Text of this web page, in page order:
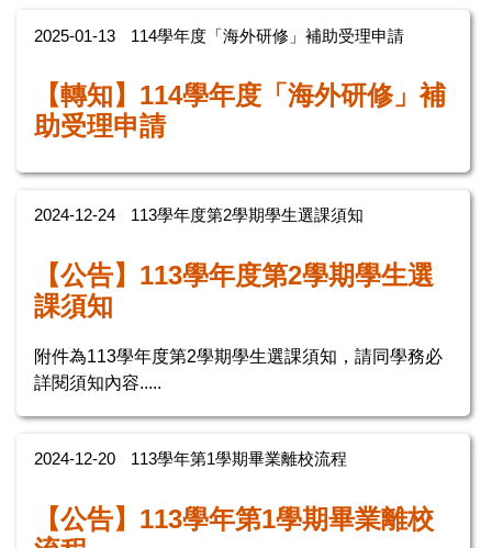
2025-01-13 114學年度「海外研修」補助受理申請
【轉知】114學年度「海外研修」補
助受理申請
2024-12-24 113學年度第2學期學生選課須知
【公告】113學年度第2學期學生選
課須知
附件為113學年度第2學期學生選課須知，請同學務必
詳閱須知內容.....
2024-12-20 113學年第1學期畢業離校流程
【公告】113學年第1學期畢業離校